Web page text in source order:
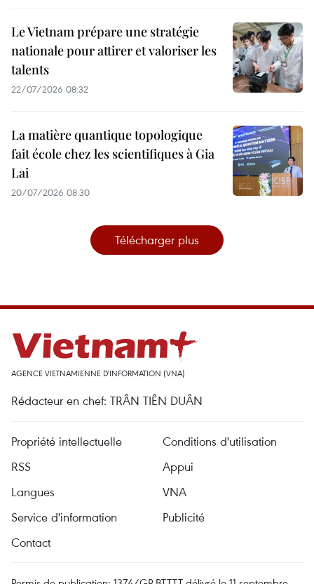
Le Vietnam prépare une stratégie
nationale pour attirer et valoriser les
talents
22/07/2026 08:32
La matière quantique topologique
fait école chez les scientifiques à Gia
Lai
20/07/2026 08:30
Télécharger plus
AGENCE VIETNAMIENNE D'INFORMATION (VNA)
Rédacteur en chef: TRÂN TIÊN DUÂN
Propriété intellectuelle
Conditions d'utilisation
RSS
Appui
Langues
VNA
Service d'information
Publicité
Contact